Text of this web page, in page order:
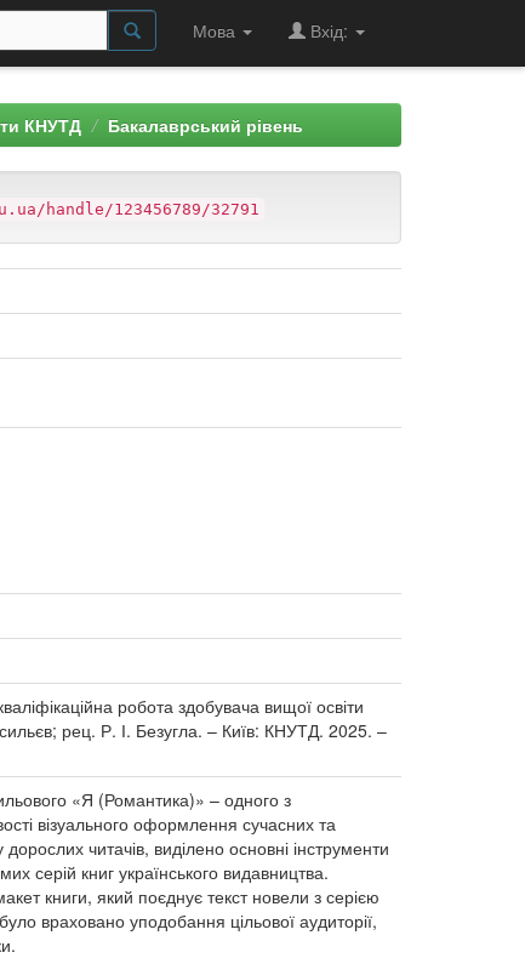
Мова Вхід:
КНУТД Бакалаврський рівень
handle/123456789/32791
робота здобувача вищої освіти
рец. Р. І. Безугла. – Київ: КНУТД. 2025. –
«Я (Романтика)» – одного з
візуального оформлення сучасних та
читачів, виділено основні інструменти
серій книг українського видавництва.
книги, який поєднує текст новели з серією
враховано уподобання цільової аудиторії,